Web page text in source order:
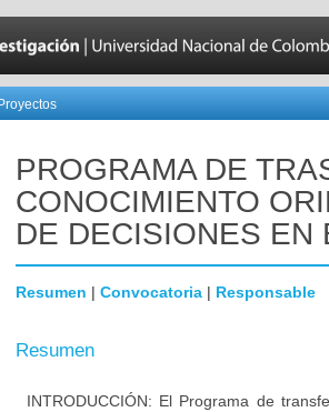
PROGRAMA DE
CONOCIMIENTO
DE DECISIONES EN
Resumen | Convocatoria | Responsable
Resumen
INTRODUCCIÓN: El Programa de